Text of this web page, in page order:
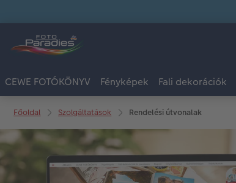
CEWE FOTÓKÖNYV Fényképek Fali dekorációk
Főoldal Szolgáltatások Rendelési útvonalak